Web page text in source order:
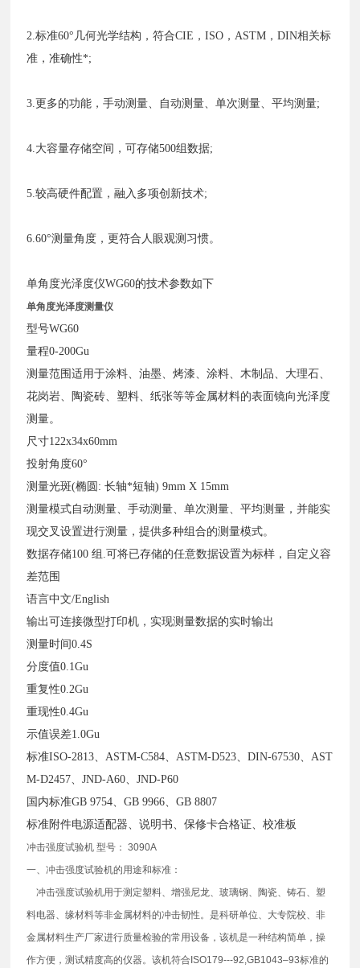
2.标准60°几何光学结构，符合CIE，ISO，ASTM，DIN相关标
准，准确性*;
3.更多的功能，手动测量、自动测量、单次测量、平均测量;
4.大容量存储空间，可存储500组数据;
5.较高硬件配置，融入多项创新技术;
6.60°测量角度，更符合人眼观测习惯。
单角度光泽度仪WG60的技术参数如下
单角度光泽度测量仪
型号WG60
量程0-200Gu
测量范围适用于涂料、油墨、烤漆、涂料、木制品、大理石、
花岗岩、陶瓷砖、塑料、纸张等等金属材料的表面镜向光泽度
测量。
尺寸122x34x60mm
投射角度60°
测量光斑(椭圆: 长轴*短轴) 9mm X 15mm
测量模式自动测量、手动测量、单次测量、平均测量，并能实
现交叉设置进行测量，提供多种组合的测量模式。
数据存储100 组.可将已存储的任意数据设置为标样，自定义容
差范围
语言中文/English
输出可连接微型打印机，实现测量数据的实时输出
测量时间0.4S
分度值0.1Gu
重复性0.2Gu
重现性0.4Gu
示值误差1.0Gu
标准ISO-2813、ASTM-C584、ASTM-D523、DIN-67530、AST
M-D2457、JND-A60、JND-P60
国内标准GB 9754、GB 9966、GB 8807
标准附件电源适配器、说明书、保修卡合格证、校准板
冲击强度试验机 型号： 3090A
一、冲击强度试验机的用途和标准：
冲击强度试验机用于测定塑料、增强尼龙、玻璃钢、陶瓷、铸石、塑
料电器、缘材料等非金属材料的冲击韧性。是科研单位、大专院校、非
金属材料生产厂家进行质量检验的常用设备，该机是一种结构简单，操
作方便，测试精度高的仪器。该机符合ISO179---92,GB1043–93标准的